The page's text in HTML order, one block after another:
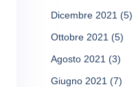
Dicembre 2021 (5)
Ottobre 2021 (5)
Agosto 2021 (3)
Giugno 2021 (7)